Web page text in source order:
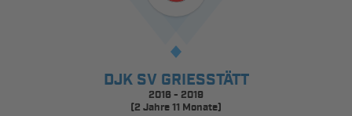
DJK SV GRIESSTÄTT
2016 - 2019
(2 Jahre 11 Monate)